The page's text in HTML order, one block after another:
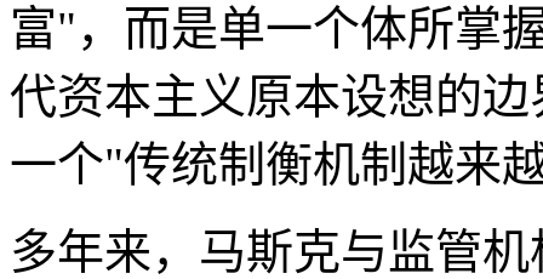
富"，而是单一个体所掌
代资本主义原本设想的
一个"传统制衡机制越来
多年来，马斯克与监管